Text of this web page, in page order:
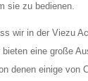
sie zu bedienen.
wir in der Viezu
eine große
denen einige von